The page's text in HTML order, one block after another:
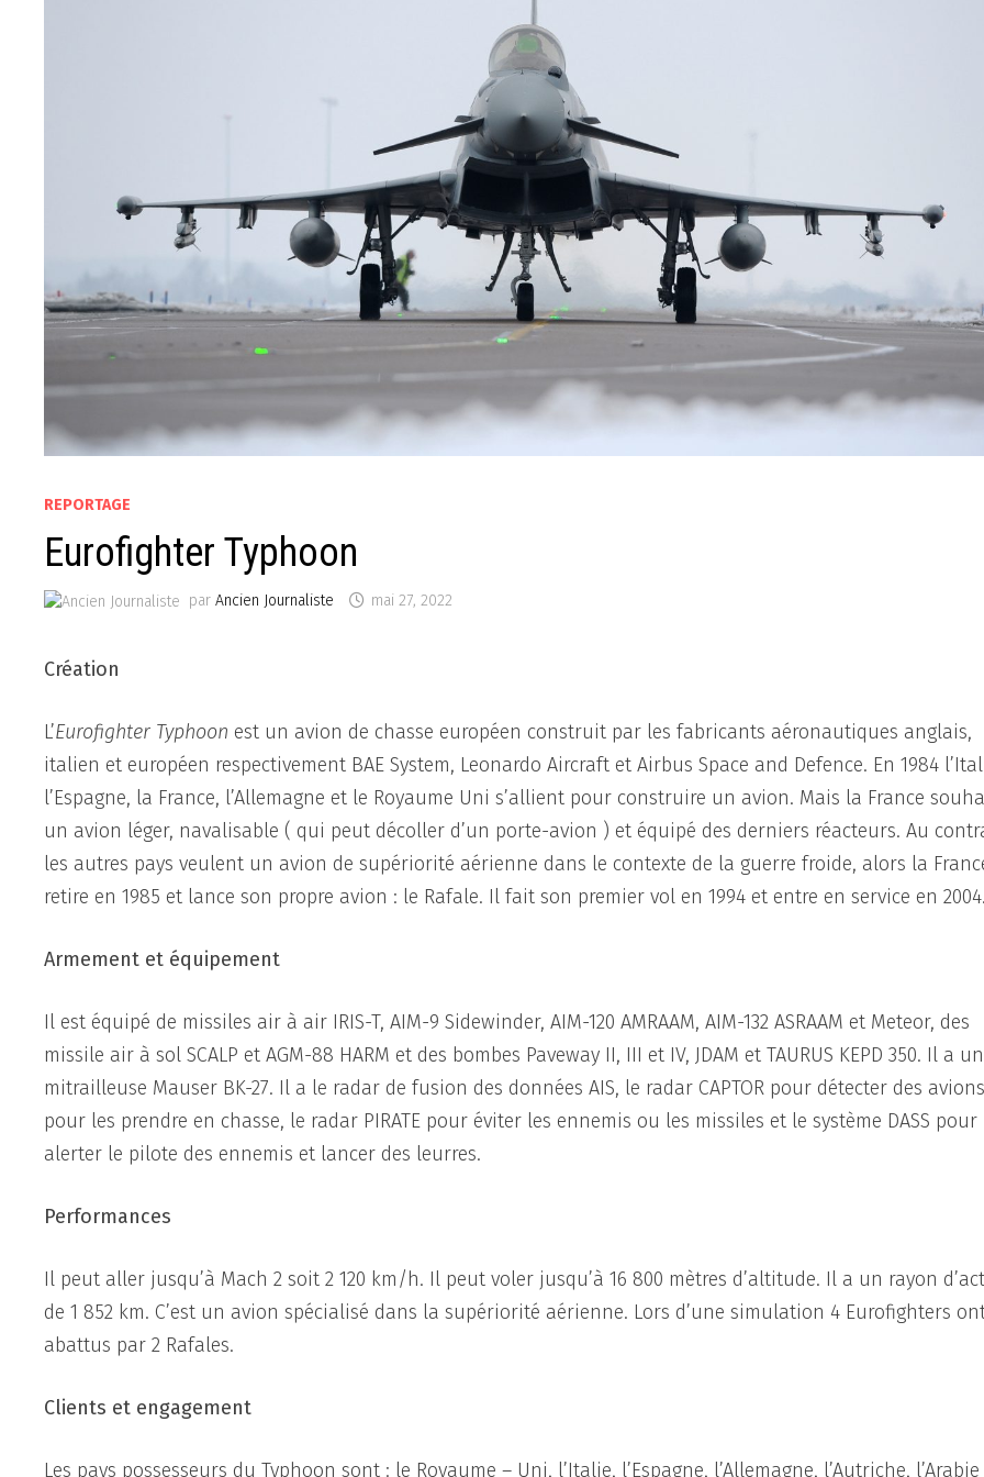
REPORTAGE
Eurofighter Typhoon
parAncien Journaliste mai 27, 2022
Création
L’Eurofighter Typhoon est un avion de chasse européen construit par les fabricants aéronautiques anglais,
italien et européen respectivement BAE System, Leonardo Aircraft et Airbus Space and Defence. En 1984
l’Espagne, la France, l’Allemagne et le Royaume Uni s’allient pour construire un avion. Mais la France
un avion léger, navalisable ( qui peut décoller d’un porte-avion ) et équipé des derniers réacteurs. Au
les autres pays veulent un avion de supériorité aérienne dans le contexte de la guerre froide, alors la
retire en 1985 et lance son propre avion : le Rafale. Il fait son premier vol en 1994 et entre en service en 2004.
Armement et équipement
Il est équipé de missiles air à air IRIS-T, AIM-9 Sidewinder, AIM-120 AMRAAM, AIM-132 ASRAAM et Meteor, des
missile air à sol SCALP et AGM-88 HARM et des bombes Paveway II, III et IV, JDAM et TAURUS KEPD 350. Il a
mitrailleuse Mauser BK-27. Il a le radar de fusion des données AIS, le radar CAPTOR pour détecter des avions
pour les prendre en chasse, le radar PIRATE pour éviter les ennemis ou les missiles et le système DASS pour
alerter le pilote des ennemis et lancer des leurres.
Performances
Il peut aller jusqu’à Mach 2 soit 2 120 km/h. Il peut voler jusqu’à 16 800 mètres d’altitude. Il a un rayon
de 1 852 km. C’est un avion spécialisé dans la supériorité aérienne. Lors d’une simulation 4 Eurofighters
abattus par 2 Rafales.
Clients et engagement
Les pays possesseurs du Typhoon sont : le Royaume – Uni, l’Italie, l’Espagne, l’Allemagne, l’Autriche, l’Arabie